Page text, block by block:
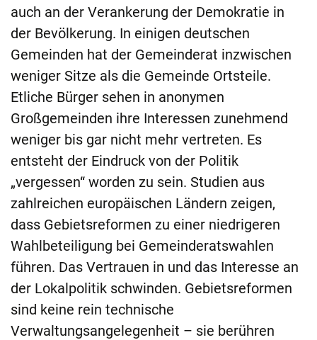
auch an der Verankerung der Demokratie in
der Bevölkerung. In einigen deutschen
Gemeinden hat der Gemeinderat inzwischen
weniger Sitze als die Gemeinde Ortsteile.
Etliche Bürger sehen in anonymen
Großgemeinden ihre Interessen zunehmend
weniger bis gar nicht mehr vertreten. Es
entsteht der Eindruck von der Politik
„vergessen“ worden zu sein. Studien aus
zahlreichen europäischen Ländern zeigen,
dass Gebietsreformen zu einer niedrigeren
Wahlbeteiligung bei Gemeinderatswahlen
führen. Das Vertrauen in und das Interesse an
der Lokalpolitik schwinden. Gebietsreformen
sind keine rein technische
Verwaltungsangelegenheit – sie berühren